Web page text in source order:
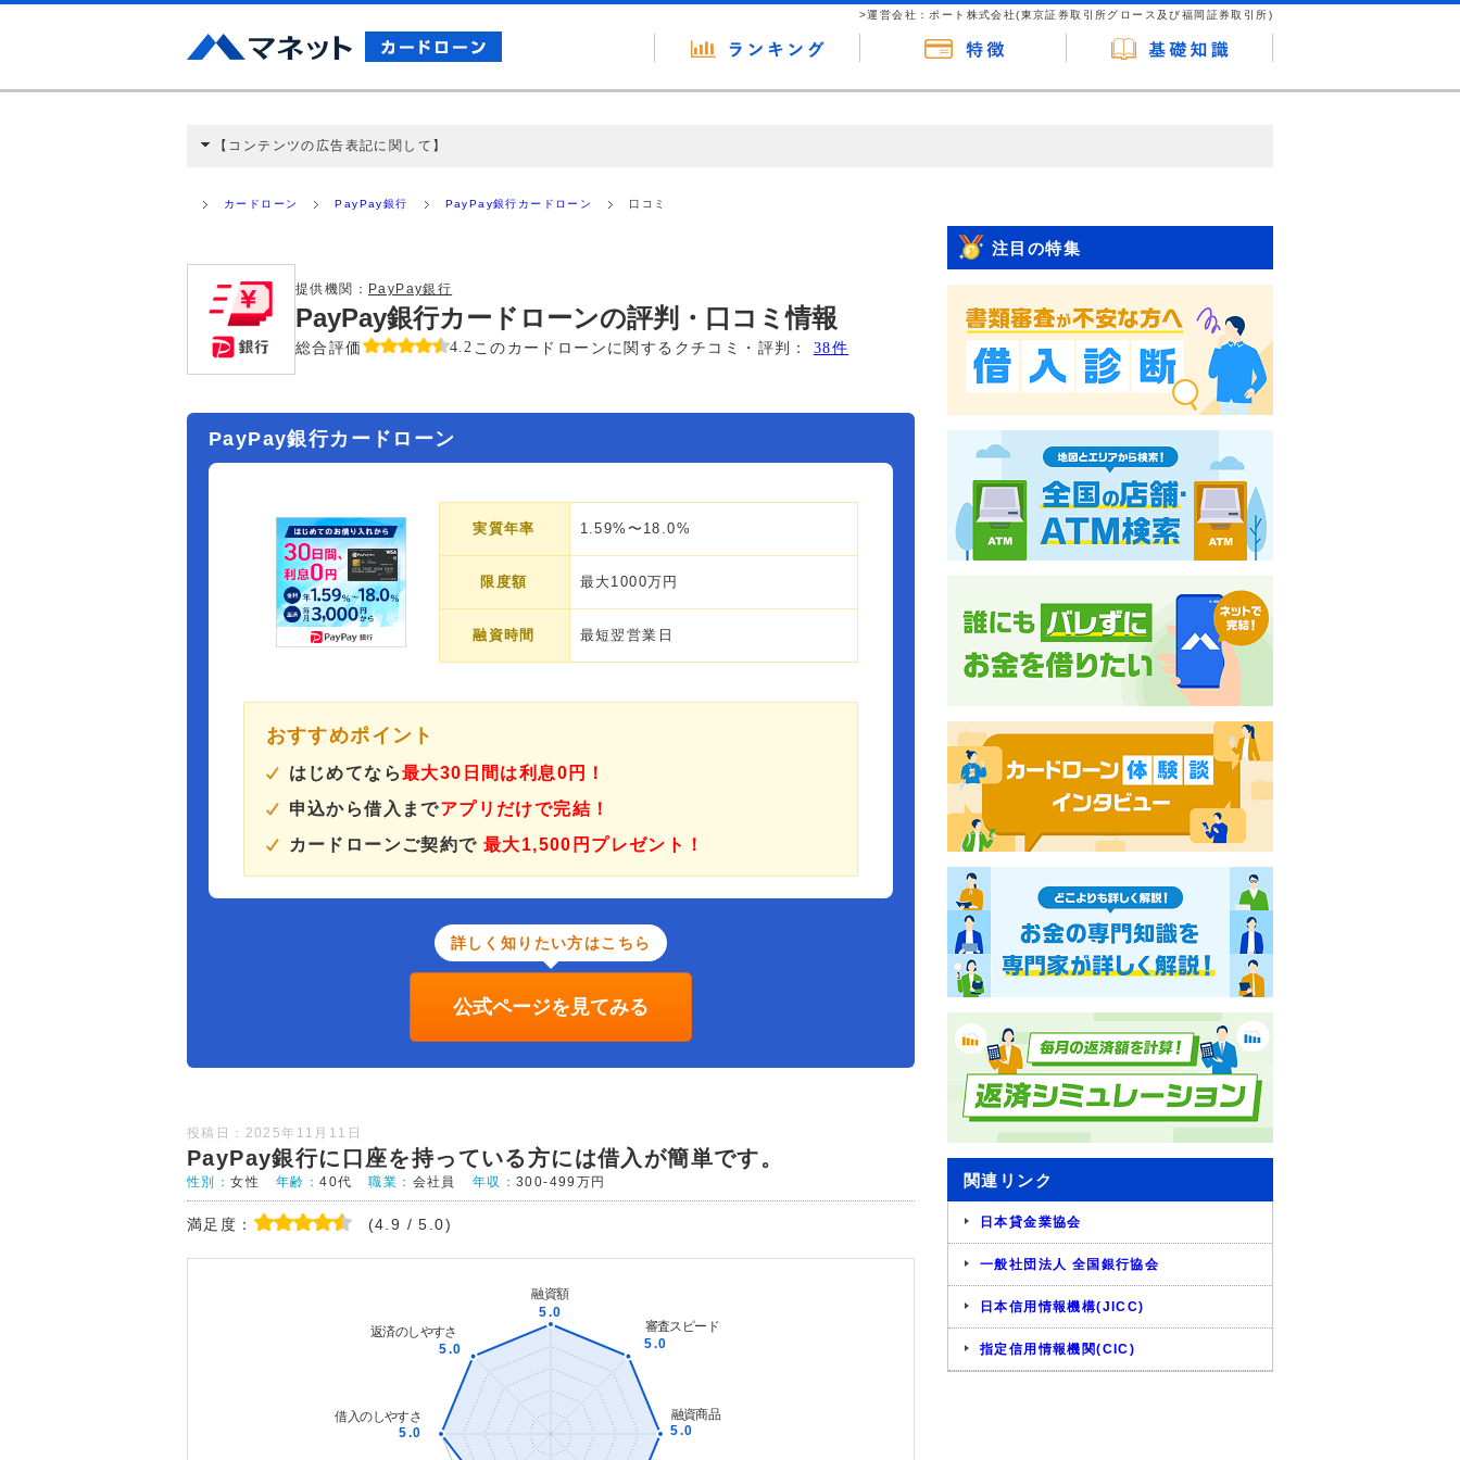
>運営会社：ポート株式会社(東京証券取引所グロース及び福岡証券取引所)
【コンテンツの広告表記に関して】
ミ収集などに基づき、公平性を担保した情報提供を行っています。
カードローン PayPay銀行 PayPay銀行カードローン 口コミ
提供機関： PayPay銀行
PayPay銀行カードローンの評判・口コミ情報
総合評価 4.2 このカードローンに関するクチコミ・評判： 38件
PayPay銀行カードローン
実質年率 1.59%〜18.0%
限度額 最大1000万円
融資時間 最短翌営業日
おすすめポイント
はじめてなら最大30日間は利息0円！
申込から借入までアプリだけで完結！
カードローンご契約で 最大1,500円プレゼント！
詳しく知りたい方はこちら
公式ページを見てみる
投稿日：2025年11月11日
PayPay銀行に口座を持っている方には借入が簡単です。
性別：女性 年齢：40代 職業： 会社員 年収：300-499万円
満足度： (4.9 / 5.0)
注目の特集
関連リンク
日本貸金業協会
一般社団法人 全国銀行協会
日本信用情報機構(JICC)
指定信用情報機関(CIC)